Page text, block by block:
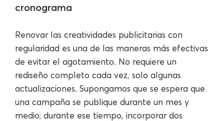
cronograma
Renovar las creatividades publicitarias con
regularidad es una de las maneras más efectivas
de evitar el agotamiento. No requiere un
rediseño completo cada vez, solo algunas
actualizaciones. Supongamos que se espera que
una campaña se publique durante un mes y
medio; durante ese tiempo, incorporar dos